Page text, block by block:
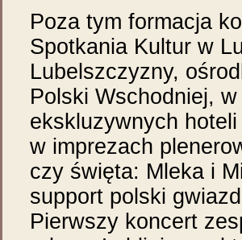
Poza tym formacja
Spotkania Kultur w
Lubelszczyzny,
Polski Wschodniej,
ekskluzywnych
w imprezach
czy święta: Mleka i
support polski
Pierwszy koncert